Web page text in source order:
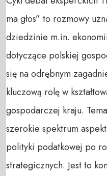
ma głos” to rozmowy
dziedzinie m.in.
dotyczące polskiej
się na odrębnym
kluczową rolę w
gospodarczej kraju.
szerokie spektrum
polityki podatkowej po
strategicznych. Jest to